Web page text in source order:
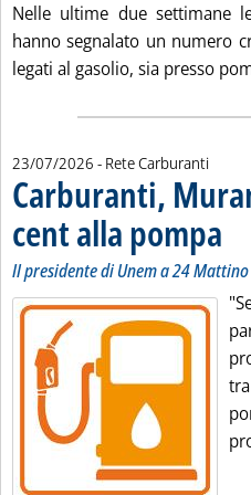
Nelle ultime due settimane
hanno segnalato un numero
legati al gasolio, sia presso
23/07/2026 - Rete Carburanti
Carburanti,
cent alla pompa
II presidente di Unem a 24